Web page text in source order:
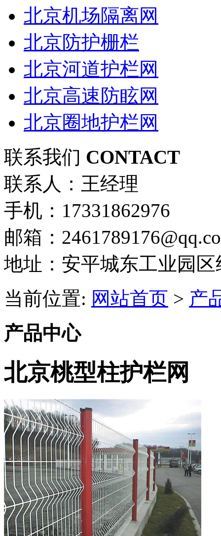
北京机场隔离网
北京防护栅栏
北京河道护栏网
北京高速防眩网
北京圈地护栏网
联系我们 CONTACT
联系人：王经理
手机：17331862976
邮箱：
地址：安平城东工业园区
当前位置: 网站首页 > 产
产品中心
北京桃型柱护栏网